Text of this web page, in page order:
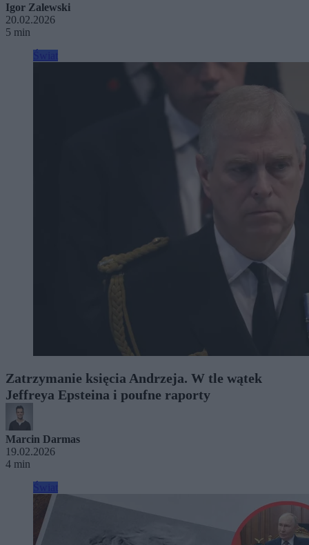
Igor Zalewski
20.02.2026
5 min
Zatrzymanie księcia Andrzeja. W tle wątek
Jeffreya Epsteina i poufne raporty
Marcin Darmas
19.02.2026
4 min